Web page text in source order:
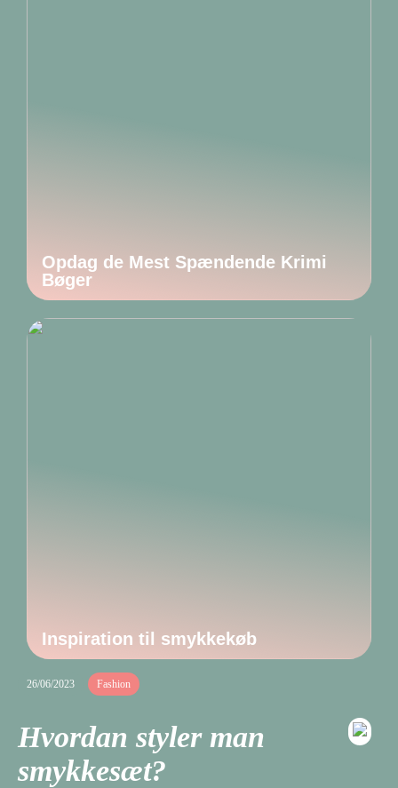
Opdag de Mest Spændende Krimi
Bøger
Inspiration til smykkekøb
26/06/2023 Fashion
Hvordan styler man
smykkesæt?